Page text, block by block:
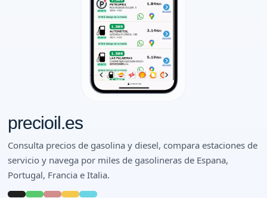
precioil.es
Consulta precios de gasolina y diesel, compara estaciones de
servicio y navega por miles de gasolineras de Espana,
Portugal, Francia e Italia.